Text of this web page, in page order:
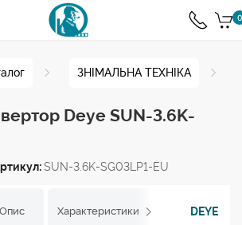
0
ЗНІМАЛЬНА ТЕХНІКА
Deye SUN-3.6K-
SUN-3.6K-SG03LP1-EU
Опис Характеристики ВідгукиDEYE